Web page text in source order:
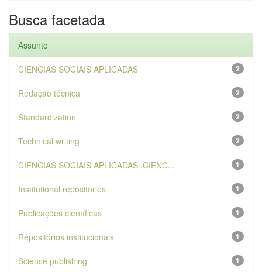
Busca facetada
Assunto
2
CIENCIAS SOCIAIS APLICADAS
2
Redação técnica
2
Standardization
2
Technical writing
1
CIENCIAS SOCIAIS APLICADAS::CIENC...
1
Institutional repositories
1
Publicações científicas
1
Repositórios institucionais
1
Science publishing